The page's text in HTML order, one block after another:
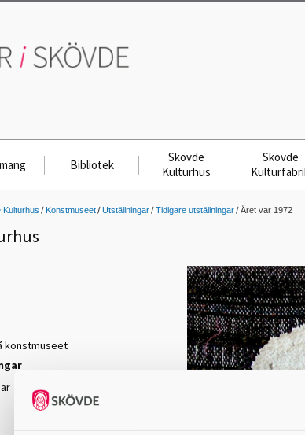
Bibliotek
Skövde
Kulturhus
Skövde
Kulturhus Konstmuseet Utställningar Tidigare utställningar Året var 1972
konstmuseet